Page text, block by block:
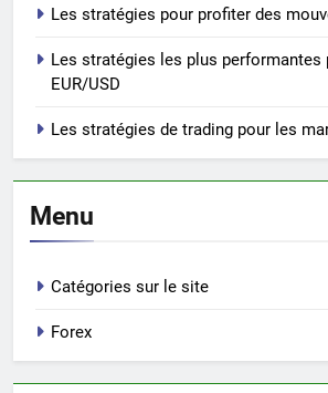
Les stratégies pour profiter des
Les stratégies les plus performantes
EUR/USD
Les stratégies de trading pour les
Menu
Catégories sur le site
Forex